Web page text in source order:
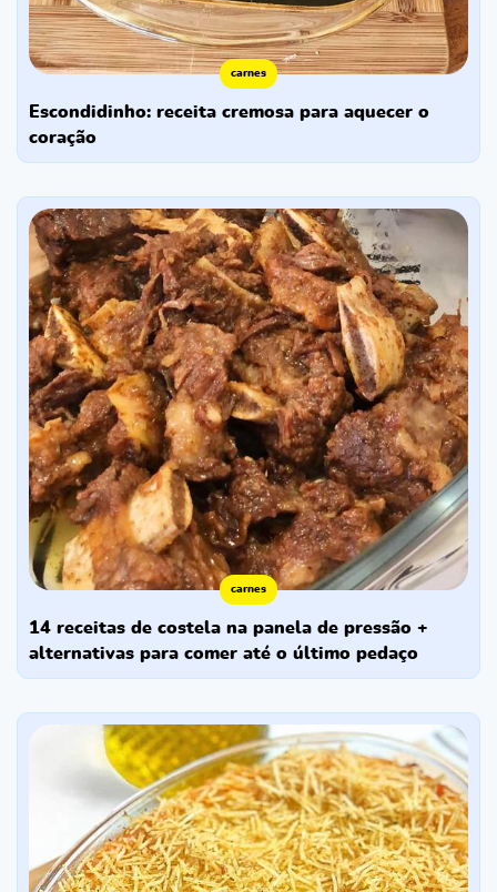
carnes
escondidinho: receita cremosa para aquecer o
coração
carnes
14 receitas de costela na panela de pressão +
alternativas para comer até o último pedaço